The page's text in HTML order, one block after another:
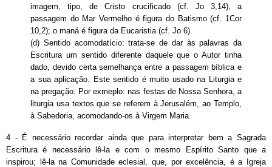
imagem, tipo, de Cristo crucificado (cf. Jo 3,14), a
passagem do Mar Vermelho é figura do Batismo (cf. 1Cor
10,2); o maná é figura da Eucaristia (cf. Jo 6).
(d) Sentido acomodatício: trata-se de dar às palavras da
Escritura um sentido diferente daquele que o Autor tinha
dado, devido certa semelhança entre a passagem bíblica e
a sua aplicação. Este sentido é muito usado na Liturgia e
na pregação. Por exmeplo: nas festas de Nossa Senhora, a
liturgia usa textos que se referem à Jerusalém, ao Templo,
à Sabedoria, acomodando-os à Virgem Maria.
4 - É necessário recordar ainda que para interpretar bem a Sagrada
Escritura é necessário lê-la e com o mesmo Espírito Santo que a
inspirou; lê-la na Comunidade eclesial, que, por excelência, é a Igreja